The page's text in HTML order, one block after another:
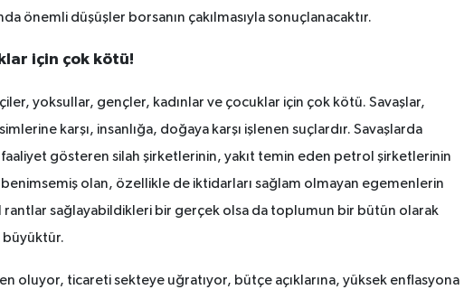
önemli düşüşler borsanın çakılmasıyla sonuçlanacaktır.
için çok kötü!
yoksullar, gençler, kadınlar ve çocuklar için çok kötü. Savaşlar,
karşı, insanlığa, doğaya karşı işlenen suçlardır. Savaşlarda
gösteren silah şirketlerinin, yakıt temin eden petrol şirketlerinin
benimsemiş olan, özellikle de iktidarları sağlam olmayan egemenlerin
rantlar sağlayabildikleri bir gerçek olsa da toplumun bir bütün olarak
büyüktür.
oluyor, ticareti sekteye uğratıyor, bütçe açıklarına, yüksek enflasyona